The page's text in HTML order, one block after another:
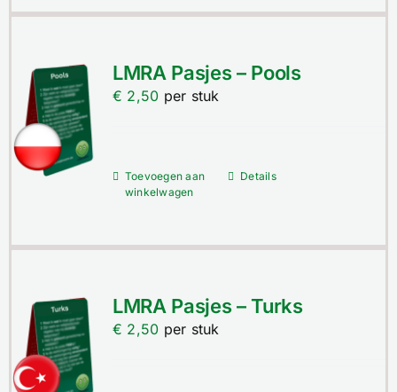
LMRA Pasjes – Pools
€ 2,50 per stuk
Toevoegen aan
winkelwagen
Details
LMRA Pasjes – Turks
€ 2,50 per stuk